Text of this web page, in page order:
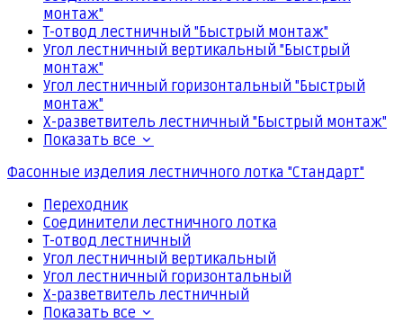
монтаж"
Т-отвод лестничный "Быстрый монтаж"
Угол лестничный вертикальный "Быстрый
монтаж"
Угол лестничный горизонтальный "Быстрый
монтаж"
Х-разветвитель лестничный "Быстрый монтаж"
Показать все
Фасонные изделия лестничного лотка "Стандарт"
Переходник
Соединители лестничного лотка
Т-отвод лестничный
Угол лестничный вертикальный
Угол лестничный горизонтальный
Х-разветвитель лестничный
Показать все